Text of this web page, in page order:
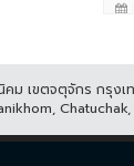
คม เขตจตุจักร กรุง